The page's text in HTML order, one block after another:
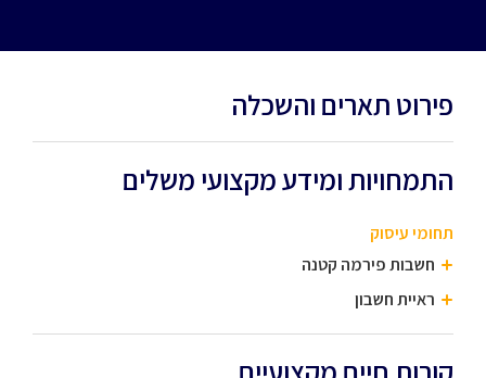
פירוט תארים והשכלה
התמחויות ומידע מקצועי משלים
תחומי עיסוק
חשבות פירמה קטנה
ראיית חשבון